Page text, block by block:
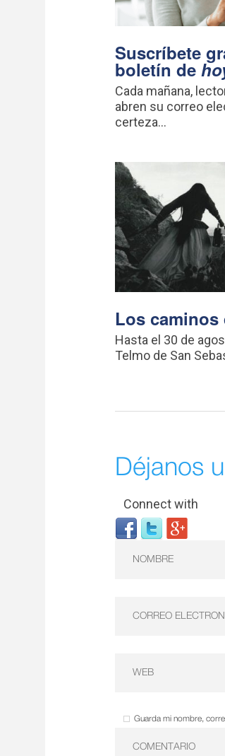
Suscríbete
boletín de
Cada mañana,
abren su correo
certeza...
Los
Hasta el 30 de
Telmo de San
Déjanos
Connect with
Guarda mi nombre,